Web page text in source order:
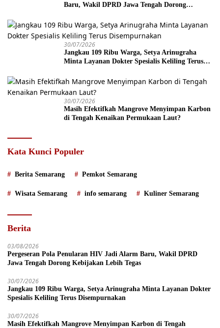
Baru, Wakil DPRD Jawa Tengah Dorong
30/07/2026
Jangkau 109 Ribu Warga, Setya Arinugraha
Minta Layanan Dokter Spesialis Keliling Terus
30/07/2026
Masih Efektifkah Mangrove Menyimpan Karbon
di Tengah Kenaikan Permukaan Laut?
Kata Kunci Populer
Berita Semarang Pemkot Semarang
Wisata Semarang info semarang Kuliner Semarang
Berita
03/08/2026
Pergeseran Pola Penularan HIV Jadi Alarm Baru, Wakil DPRD
Jawa Tengah Dorong Kebijakan Lebih Tegas
30/07/2026
Jangkau 109 Ribu Warga, Setya Arinugraha Minta Layanan Dokter
Spesialis Keliling Terus Disempurnakan
30/07/2026
Masih Efektifkah Mangrove Menyimpan Karbon di Tengah